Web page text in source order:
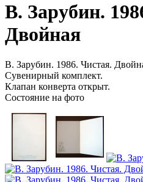
В. Зарубин.
Двойная
В. Зарубин. 1986. Чистая.
Сувенирный комплект.
Клапан конверта открыт.
Состояние на фото